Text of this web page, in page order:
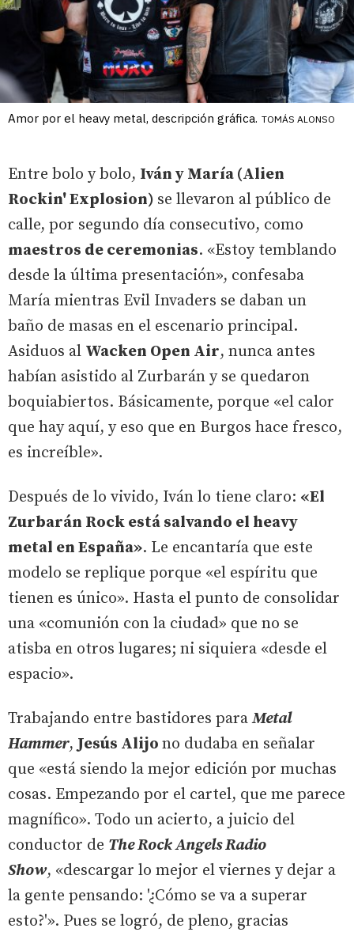
Amor por el heavy metal, descripción gráfica. TOMÁS ALONSO
Entre bolo y bolo, Iván y María (Alien
Rockin' Explosion) se llevaron al público de
calle, por segundo día consecutivo, como
maestros de ceremonias. «Estoy temblando
desde la última presentación», confesaba
María mientras Evil Invaders se daban un
baño de masas en el escenario principal.
Asiduos al Wacken Open Air, nunca antes
habían asistido al Zurbarán y se quedaron
boquiabiertos. Básicamente, porque «el calor
que hay aquí, y eso que en Burgos hace fresco,
es increíble».
Después de lo vivido, Iván lo tiene claro: «El
Zurbarán Rock está salvando el heavy
metal en España». Le encantaría que este
modelo se replique porque «el espíritu que
tienen es único». Hasta el punto de consolidar
una «comunión con la ciudad» que no se
atisba en otros lugares; ni siquiera «desde el
espacio».
Trabajando entre bastidores paraMetal
Hammer, Jesús Alijo no dudaba en señalar
que «está siendo la mejor edición por muchas
cosas. Empezando por el cartel, que me parece
magnífico». Todo un acierto, a juicio del
conductor de The Rock Angels Radio
Show, «descargar lo mejor el viernes y dejar a
la gente pensando: '¿Cómo se va a superar
esto?'». Pues se logró, de pleno, gracias